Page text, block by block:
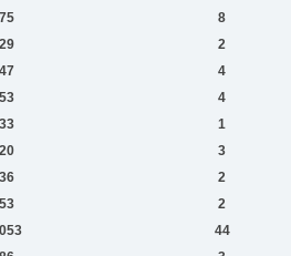
75
8
29
2
47
4
53
4
33
1
20
3
36
2
53
2
44